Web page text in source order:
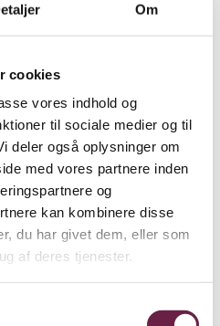
Om
cookies
vores indhold og
til sociale medier og til
deler også oplysninger om
med vores partnere inden
og
kan kombinere disse
du har givet dem, eller som
af deres tjenester.
mini